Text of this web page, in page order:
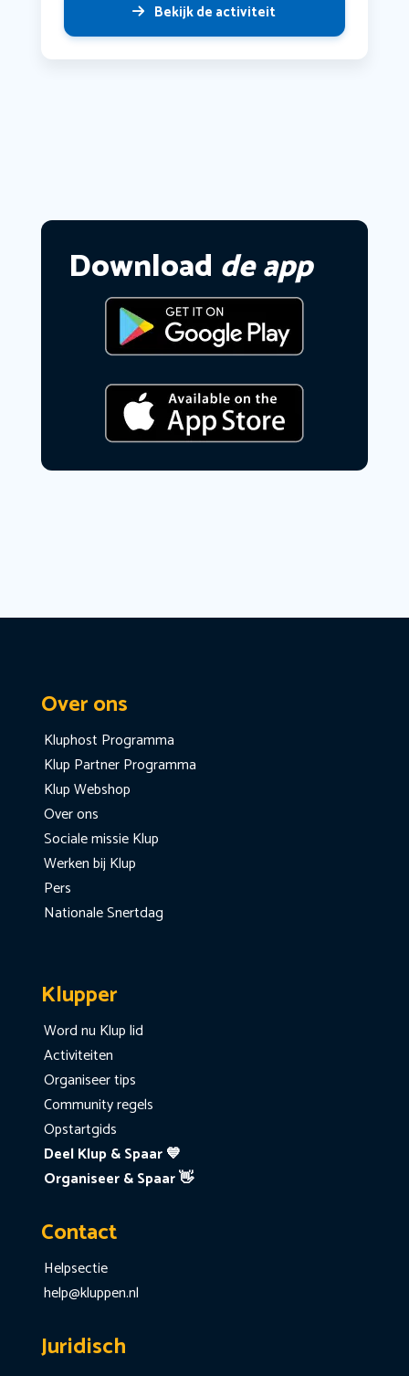
Bekijk de activiteit
Download de app
Over ons
Kluphost Programma
Klup Partner Programma
Klup Webshop
Over ons
Sociale missie Klup
Werken bij Klup
Pers
Nationale Snertdag
Klupper
Word nu Klup lid
Activiteiten
Organiseer tips
Community regels
Opstartgids
Deel Klup & Spaar 💙
Organiseer & Spaar 👋
Contact
Helpsectie
help@kluppen.nl
Juridisch